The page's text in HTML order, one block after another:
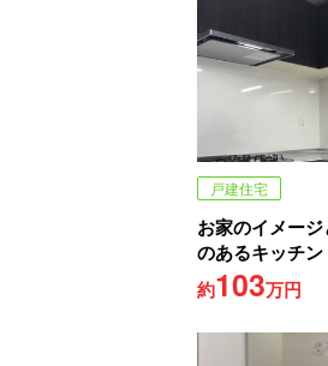
戸建住宅
お家のイメー
のあるキッチン
約103万円